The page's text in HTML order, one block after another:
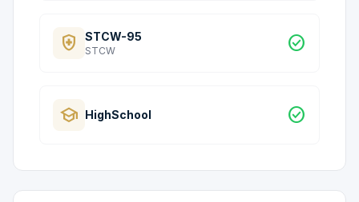
health_and_safety STCW-95
STCW check_circle
school HighSchool check_circle